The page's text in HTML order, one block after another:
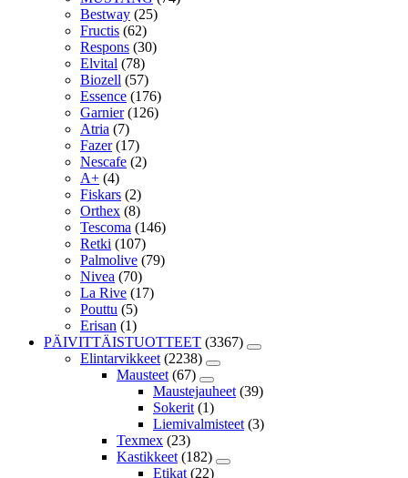
Bestway (25)
Fructis (62)
Respons (30)
Elvital (78)
Biozell (57)
Essence (176)
Garnier (126)
Atria (7)
Fazer (17)
Nescafe (2)
A+ (4)
Fiskars (2)
Orthex (8)
Tescoma (146)
Retki (107)
Palmolive (79)
Nivea (70)
La Rive (17)
Pouttu (5)
Erisan (1)
PÄIVITTÄISTUOTTEET (3367)
Elintarvikkeet (2238)
Mausteet (67)
Maustejauheet (39)
Sokerit (1)
Liemivalmisteet (3)
Texmex (23)
Kastikkeet (182)
Etikat (22)